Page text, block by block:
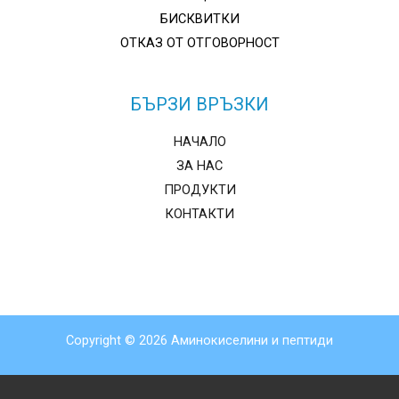
БИСКВИТКИ
ОТКАЗ ОТ ОТГОВОРНОСТ
БЪРЗИ ВРЪЗКИ
НАЧАЛО
ЗА НАС
ПРОДУКТИ
КОНТАКТИ
Copyright © 2026 Аминокиселини и пептиди